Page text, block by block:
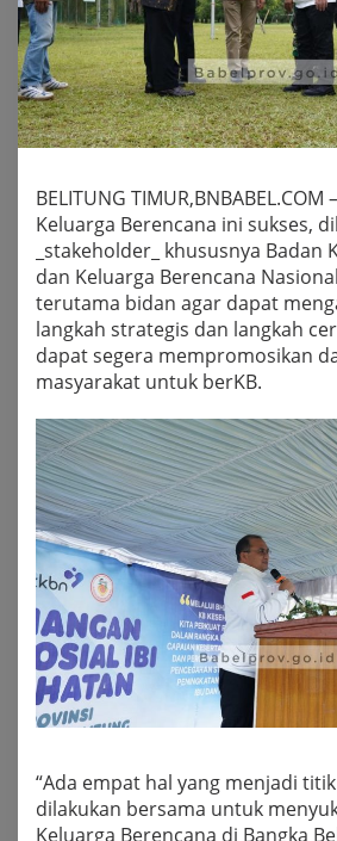
BELITUNG
Keluarga Berencana ini sukses,
_stakeholder_ khususnya Badan
dan Keluarga Berencana
terutama bidan agar dapat
langkah strategis dan langkah
dapat segera mempromosikan
masyarakat untuk berKB.
“Ada empat hal yang menjadi
dilakukan bersama untuk
Keluarga Berencana di Bangka